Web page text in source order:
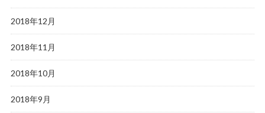
2018年12月
2018年11月
2018年10月
2018年9月